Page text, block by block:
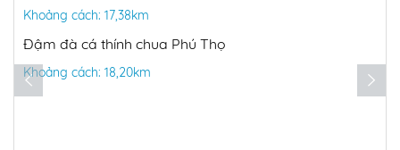
Khoảng cách: 17,38km
Đậm đà cá thính chua Phú Thọ
Khoảng cách: 18,20km